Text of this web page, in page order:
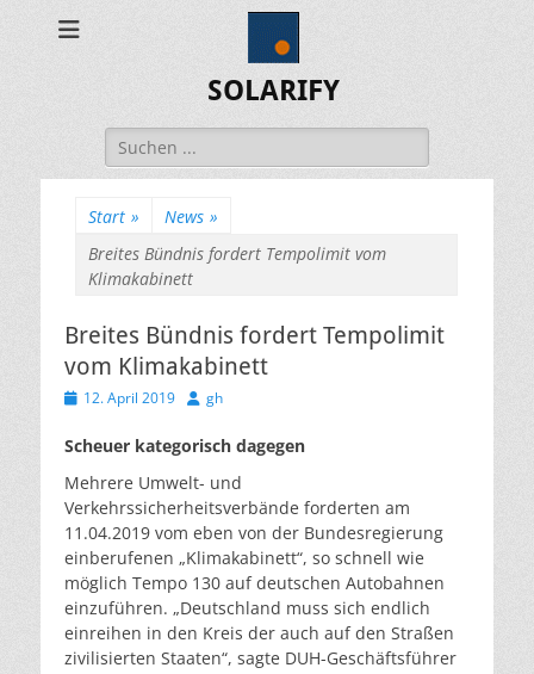
SOLARIFY
Suchen
nach:
Start » News »
Breites Bündnis fordert Tempolimit vom
Klimakabinett
Breites Bündnis fordert Tempolimit
vom Klimakabinett
Veröffentlicht
12. April 2019 Autor
gh
Scheuer kategorisch dagegen
Mehrere Umwelt- und
Verkehrssicherheitsverbände forderten am
11.04.2019 vom eben von der Bundesregierung
einberufenen „Klimakabinett“, so schnell wie
möglich Tempo 130 auf deutschen Autobahnen
einzuführen. „Deutschland muss sich endlich
einreihen in den Kreis der auch auf den Straßen
zivilisierten Staaten“, sagte DUH-Geschäftsführer